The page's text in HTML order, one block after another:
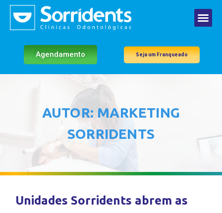
Agendamento Seja um Franqueado
AUTOR: MARKETING
SORRIDENTS
Unidades Sorridents abrem as